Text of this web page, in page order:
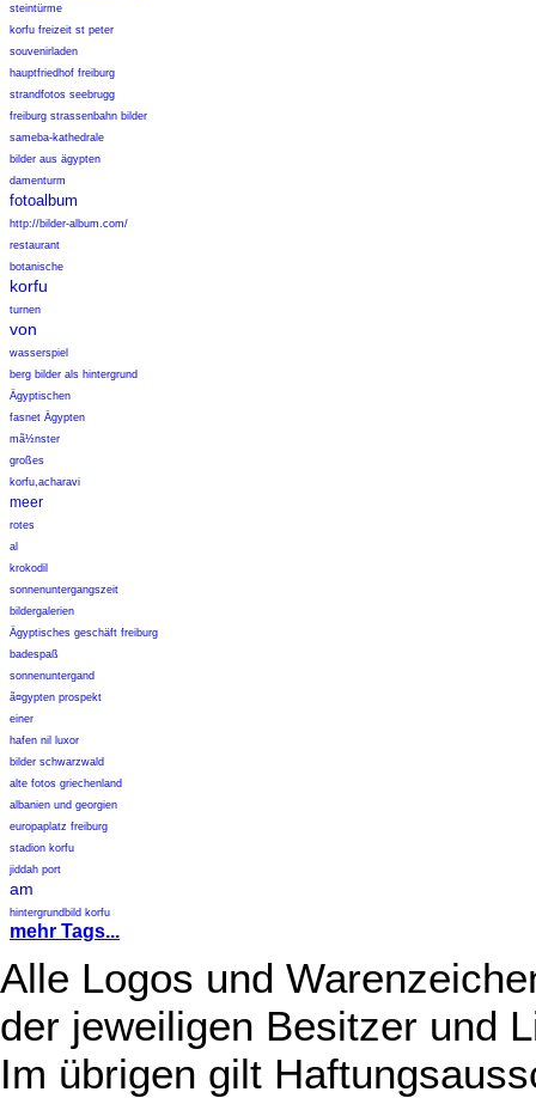
steintürme
korfu freizeit st peter
souvenirladen
hauptfriedhof freiburg
strandfotos seebrugg
freiburg strassenbahn bilder
sameba-kathedrale
bilder aus ägypten
damenturm
fotoalbum
http://bilder-album.com/
restaurant
botanische
korfu
turnen
von
wasserspiel
berg bilder als hintergrund
Ägyptischen
fasnet Ägypten
mã½nster
großes
korfu,acharavi
meer
rotes
al
krokodil
sonnenuntergangszeit
bildergalerien
Ägyptisches geschäft freiburg
badespaß
sonnenuntergand
ã¤gypten prospekt
einer
hafen nil luxor
bilder schwarzwald
alte fotos griechenland
albanien und georgien
europaplatz freiburg
stadion korfu
jiddah port
am
hintergrundbild korfu
mehr Tags...
Alle Logos und
der jeweiligen Besitzer und
Im übrigen gilt